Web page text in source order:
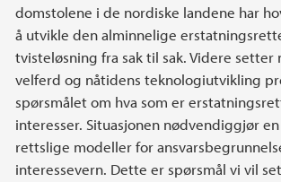
domstolene i de nordiske landene har
å utvikle den alminnelige
tvisteløsning fra sak til sak. Videre setter
velferd og nåtidens teknologiutvikling
spørsmålet om hva som er
interesser. Situasjonen nødvendiggjør
rettslige modeller for
interessevern. Dette er spørsmål vi vil